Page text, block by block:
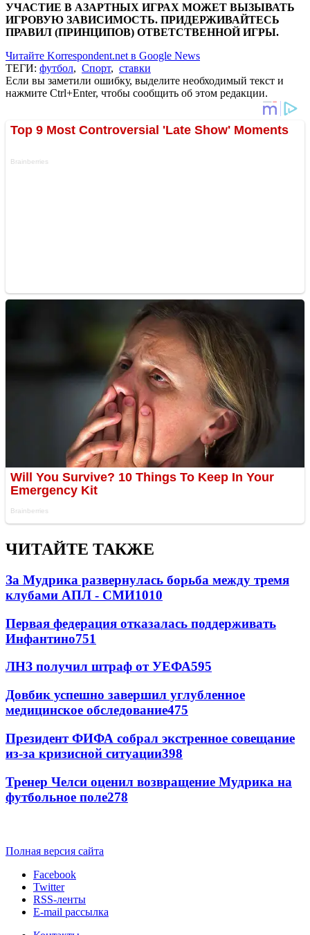
УЧАСТИЕ В АЗАРТНЫХ ИГРАХ МОЖЕТ ВЫЗЫВАТЬ
ИГРОВУЮ ЗАВИСИМОСТЬ. ПРИДЕРЖИВАЙТЕСЬ
ПРАВИЛ (ПРИНЦИПОВ) ОТВЕТСТВЕННОЙ ИГРЫ.
Читайте Korrespondent.net в Google News
ТЕГИ: футбол, Спорт, ставки
Если вы заметили ошибку, выделите необходимый текст и
нажмите Ctrl+Enter, чтобы сообщить об этом редакции.
ЧИТАЙТЕ ТАКЖЕ
За Мудрика развернулась борьба между тремя
клубами АПЛ - СМИ1010
Первая федерация отказалась поддерживать
Инфантино751
ЛНЗ получил штраф от УЕФА595
Довбик успешно завершил углубленное
медицинское обследование475
Президент ФИФА собрал экстренное совещание
из-за кризисной ситуации398
Тренер Челси оценил возвращение Мудрика на
футбольное поле278
Полная версия сайта
Facebook
Twitter
RSS-ленты
E-mail рассылка